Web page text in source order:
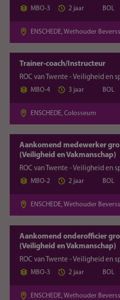
MBO-3
2 jaar BOL
ENSCHEDE, Wethouder
Trainer-coach/Instructeur
ROC van Twente - Veiligheid en
MBO-4
3 jaar BOL
ENSCHEDE, Colosseum
Aankomend medewerker
(Veiligheid en Vakmanschap)
ROC van Twente - Veiligheid en
MBO-2
2 jaar BOL
ENSCHEDE, Wethouder
Aankomend onderofficier
(Veiligheid en Vakmanschap)
ROC van Twente - Veiligheid en
MBO-3
2 jaar BOL
ENSCHEDE, Wethouder